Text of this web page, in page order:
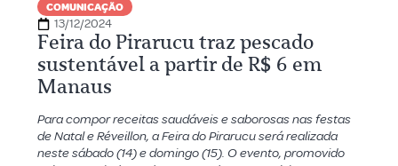
COMUNICAÇÃO
13/12/2024
Feira do Pirarucu traz pescado
sustentável a partir de R$ 6 em
Manaus
Para compor receitas saudáveis e saborosas nas festas
de Natal e Réveillon, a Feira do Pirarucu será realizada
neste sábado (14) e domingo (15). O evento, promovido